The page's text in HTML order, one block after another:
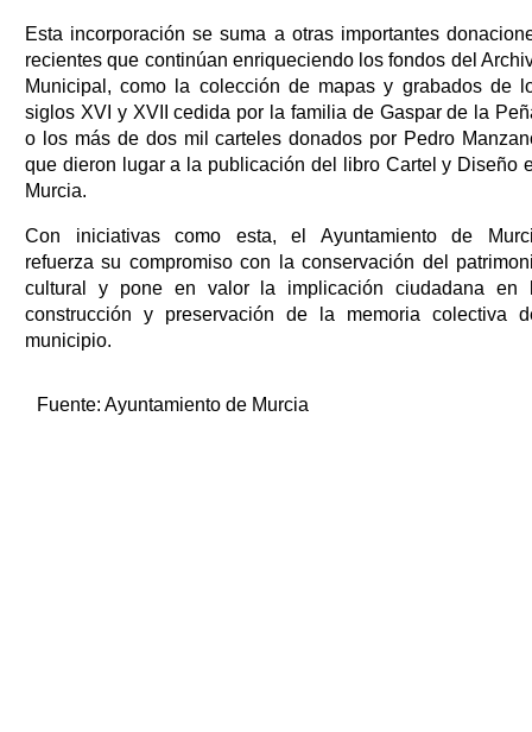
Esta incorporación se suma a otras importantes
recientes que continúan enriqueciendo los fondos del
Municipal, como la colección de mapas y grabados de
siglos XVI y XVII cedida por la familia de Gaspar de la
o los más de dos mil carteles donados por Pedro
que dieron lugar a la publicación del libro Cartel y Diseño
Murcia.
Con iniciativas como esta, el Ayuntamiento de
refuerza su compromiso con la conservación del
cultural y pone en valor la implicación ciudadana en
construcción y preservación de la memoria colectiva
municipio.
Fuente: Ayuntamiento de Murcia